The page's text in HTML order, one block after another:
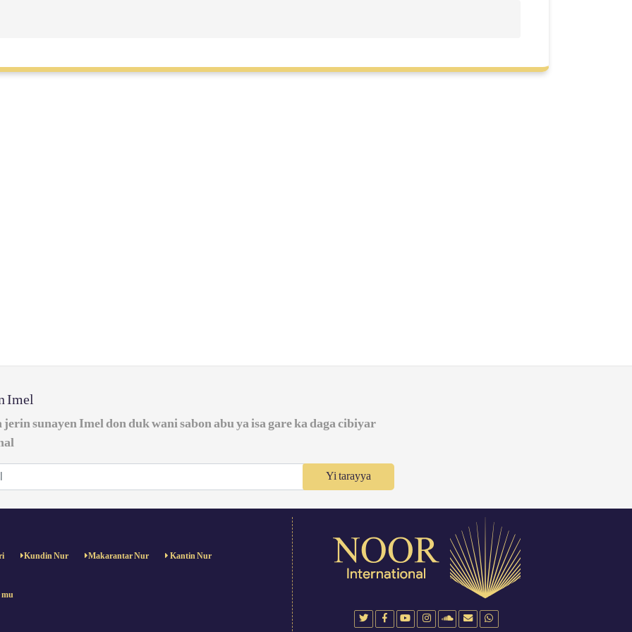
Imel
sunayen Imel don duk wani sabon abu ya isa gare ka daga cibiyar
Yi tarayya
Kundin Nur Makarantar Nur Kantin Nur
mu